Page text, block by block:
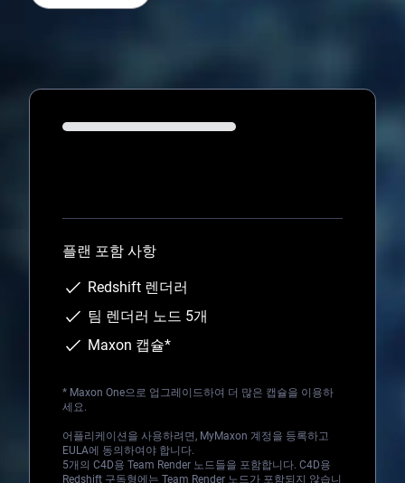
플랜 포함 사항
Redshift 렌더러
팀 렌더러 노드 5개
Maxon 캡슐*
* Maxon One으로 업그레이드하여 더 많은 캡슐을 이용하
세요.
어플리케이션을 사용하려면, MyMaxon 계정을 등록하고
EULA에 동의하여야 합니다.
5개의 C4D용 Team Render 노드들을 포함합니다. C4D용
Redshift 구독형에는 Team Render 노드가 포함되지 않습니